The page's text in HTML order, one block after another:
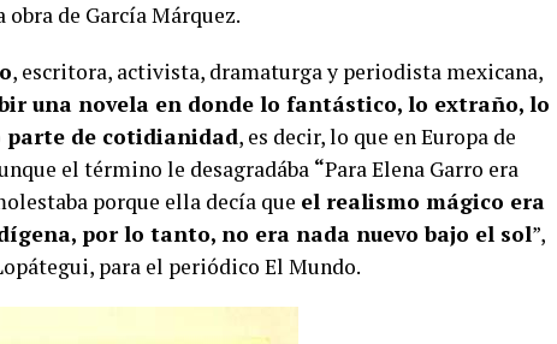
obra de García Márquez.
, escritora, activista, dramaturga y periodista mexicana,
una novela en donde lo fantástico, lo extraño, lo
parte de cotidianidad, es decir, lo que en Europa de
el término le desagradába “Para Elena Garro era
porque ella decía que el realismo mágico era
por lo tanto, no era nada nuevo bajo el sol”,
para el periódico El Mundo.